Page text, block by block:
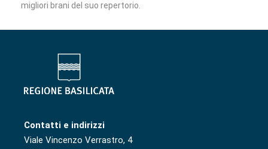
migliori brani del suo repertorio.
Contatti e indirizzi
Viale Vincenzo Verrastro, 4